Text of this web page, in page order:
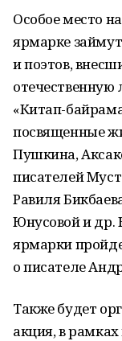
Особое место
ярмарке
и поэтов,
отечественную
«Китап-
посвященные
Пушкина,
писателей
Равиля
Юнусовой и др.
ярмарки
о писателе
Также будет
акция, в